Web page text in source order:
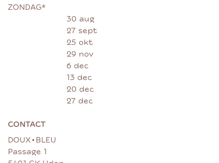
ZONDAG*
30 aug
27 sept
25 okt
29 nov
6 dec
13 dec
20 dec
27 dec
CONTACT
DOUX • BLEU
Passage 1